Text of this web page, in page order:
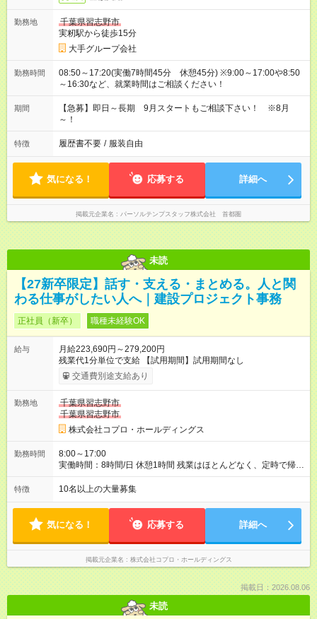
勤務地
千葉県習志野市
実籾駅から徒歩15分
大手グループ会社
勤務時間
08:50～17:20(実働7時間45分 休憩45分) ※9:00～17:00や8:50
～16:30など、就業時間はご相談ください！
期間
【急募】即日～長期 9月スタートもご相談下さい！ ※8月
～！
特徴 履歴書不要 / 服装自由
気になる！ 応募する 詳細へ
掲載元企業名 パーソルテンプスタッフ株式会社 首都圏
未読
【27新卒限定】話す・支える・まとめる。人と関
わる仕事がしたい人へ｜建設プロジェクト事務
正社員（新卒） 職種未経験OK
給与
月給223,690円～279,200円
残業代1分単位で支給 【試用期間】試用期間なし
交通費別途支給あり
勤務地
千葉県習志野市
千葉県習志野市
株式会社コプロ・ホールディングス
勤務時間
8:00～17:00
実働時間：8時間/日 休憩1時間 残業はほとんどなく、定時で帰れ
る日が多い働き方です。 毎日の業務は進捗管理や事務が中心な
ので、 「今日やるべき仕事」が終われば、自然と区切りをつけ
方を大切にしています。
特徴 10名以上の大量募集
気になる！ 応募する 詳細へ
掲載元企業名 株式会社コプロ・ホールディングス
掲載日：2026.08.06
未読